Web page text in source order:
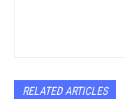
RELATED ARTICLES